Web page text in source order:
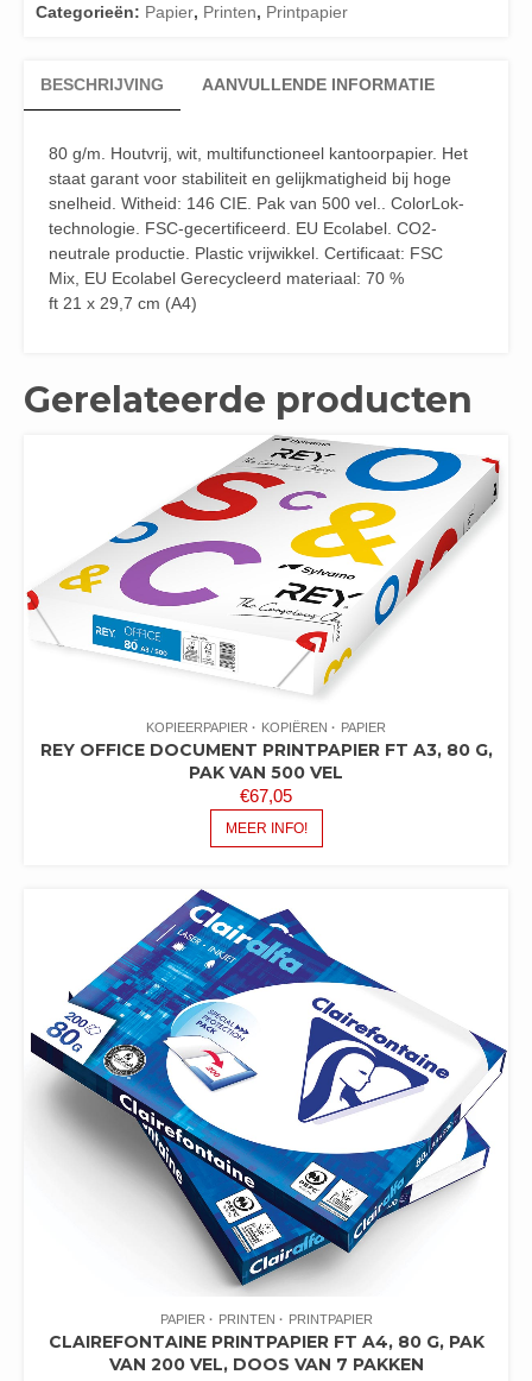
Categorieën: Papier, Printen, Printpapier
BESCHRIJVING AANVULLENDE INFORMATIE
80 g/m. Houtvrij, wit, multifunctioneel kantoorpapier. Het
staat garant voor stabiliteit en gelijkmatigheid bij hoge
snelheid. Witheid: 146 CIE. Pak van 500 vel.. ColorLok-
technologie. FSC-gecertificeerd. EU Ecolabel. CO2-
neutrale productie. Plastic vrijwikkel. Certificaat: FSC
Mix, EU Ecolabel Gerecycleerd materiaal: 70 %
ft 21 x 29,7 cm (A4)
Gerelateerde producten
KOPIEERPAPIER KOPIËREN PAPIER
REY OFFICE DOCUMENT PRINTPAPIER FT A3, 80 G,
PAK VAN 500 VEL
€67,05
MEER INFO!
PAPIER PRINTEN PRINTPAPIER
CLAIREFONTAINE PRINTPAPIER FT A4, 80 G, PAK
VAN 200 VEL, DOOS VAN 7 PAKKEN